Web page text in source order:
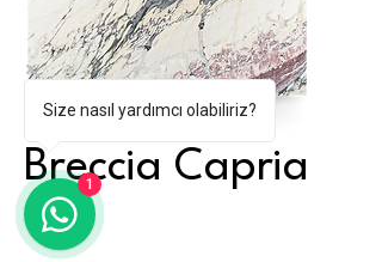
Breccia Capria
Size nasıl yardımcı olabiliriz?
1